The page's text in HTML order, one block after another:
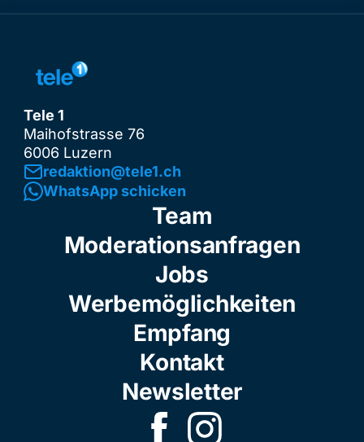
Tele 1
Maihofstrasse 76
6006 Luzern
redaktion@tele1.ch
WhatsApp schicken
Team
Moderationsanfragen
Jobs
Werbemöglichkeiten
Empfang
Kontakt
Newsletter